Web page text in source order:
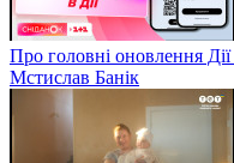
Про головні оновлення
Мстислав Банік